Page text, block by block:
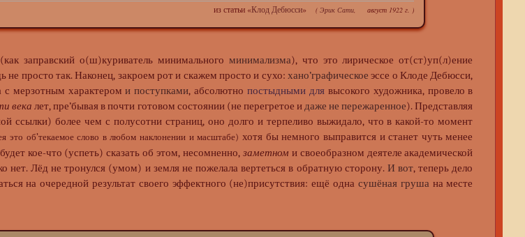
из статьи «Клод Дебюсси» ( Эрик Сати, август 1922 г. )
заправский о(ш)куриватель минимального минимализма), что это лирическое от(ст)уп(л)ение
не просто так. Наконец, закроем рот и скажем просто и сухо:хано’графическое эссе о Клоде Дебюсси,
с мерзотным характероми поступками, абсолютно постыдными длявысокого художника, провело в
века лет, пре’бывая в почти готовом состоянии (не перегретое идаже не пережаренное). Представляя
ссылки) более чем с полусотни страниц, оно долго и терпеливо выжидало, что в какой-то момент
это об’текаемое слово в любом наклонении и масштабе) хотя бы немного выправится и станет чуть менее
кое-что (успеть) сказать об этом, несомненно, заметном и своеобразном деятеле академической
нет. Лёд не тронулся (умом) и земля не пожелала вертеться в обратную сторону. И вот, теперь дело
на очередной результат своего эффектного (не)присутствия: ещё одна сушёная грушана месте